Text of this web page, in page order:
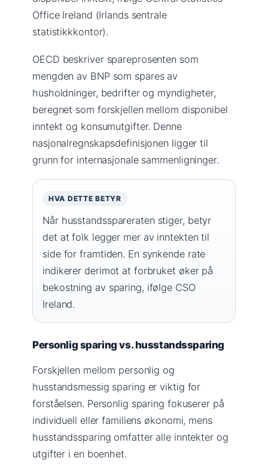
Office Ireland (Irlands sentrale
statistikkkontor).
OECD beskriver spareprosenten som
mengden av BNP som spares av
husholdninger, bedrifter og myndigheter,
beregnet som forskjellen mellom disponibel
inntekt og konsumutgifter. Denne
nasjonalregnskapsdefinisjonen ligger til
grunn for internasjonale sammenligninger.
HVA DETTE BETYR
Når husstandsspareraten stiger, betyr
det at folk legger mer av inntekten til
side for framtiden. En synkende rate
indikerer derimot at forbruket øker på
bekostning av sparing, ifølge CSO
Ireland.
Personlig sparing vs. husstandssparing
Forskjellen mellom personlig og
husstandsmessig sparing er viktig for
forståelsen. Personlig sparing fokuserer på
individuell eller familiens økonomi, mens
husstandssparing omfatter alle inntekter og
utgifter i en boenhet.